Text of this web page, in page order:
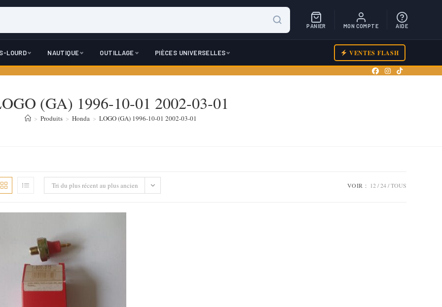
PANIER MON COMPTE AIDE
LOURD NAUTIQUE OUTILLAGE PIÈCES UNIVERSELLES VENTES FLASH
(GA) 1996-10-01 2002-03-01
> Produits > Honda > LOGO (GA) 1996-10-01 2002-03-01
Tri du plus récent au plus ancien VOIR : 12 24 TOUS